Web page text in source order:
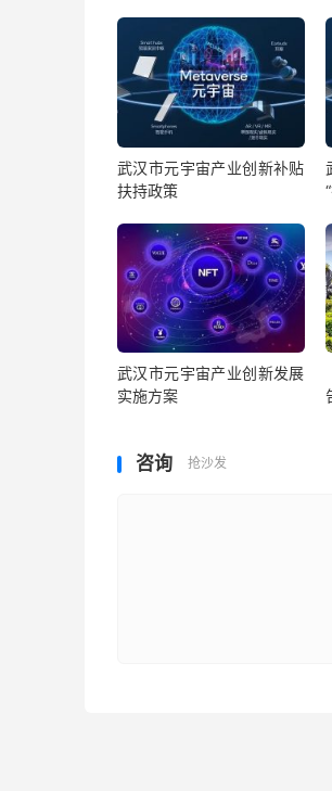
武汉市元宇宙产业创新补贴
扶持政策
武汉市元宇宙产业创新发展
实施方案
咨询 抢沙发